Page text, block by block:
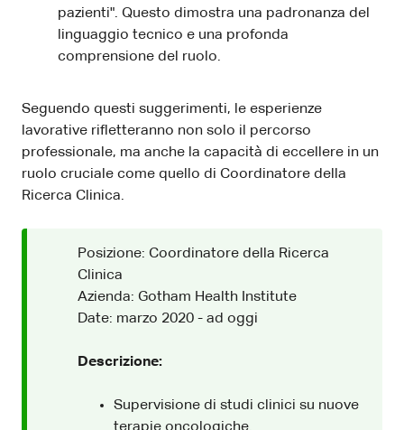
pazienti". Questo dimostra una padronanza del
linguaggio tecnico e una profonda
comprensione del ruolo.
Seguendo questi suggerimenti, le esperienze
lavorative rifletteranno non solo il percorso
professionale, ma anche la capacità di eccellere in un
ruolo cruciale come quello di Coordinatore della
Ricerca Clinica.
Posizione: Coordinatore della Ricerca
Clinica
Azienda: Gotham Health Institute
Date: marzo 2020 - ad oggi
Descrizione:
Supervisione di studi clinici su nuove